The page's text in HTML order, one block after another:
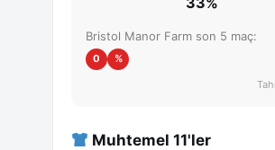
Bristol Manor Farm son 5 maç:
0 %
Muhtemel 11'ler